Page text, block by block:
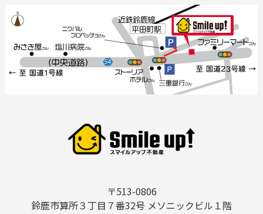
〒513-0806
鈴鹿市算所３丁目７番32号 メソニックビル１階